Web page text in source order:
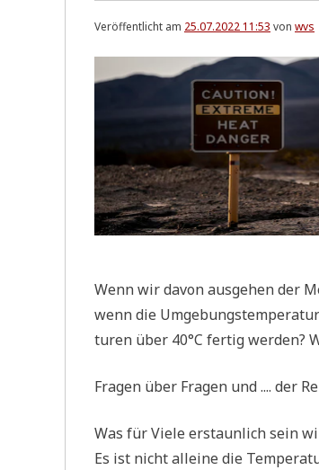
Veröffentlicht am 25.07.2022 11:53 von wvs
Wenn wir davon aus­ge­hen der
wenn die
tu­ren über 40°C fer­tig wer­den?
Fra­gen über Fra­gen und .... der
Was für Vie­le erstaun­lich sein
Es ist nicht allei­ne die